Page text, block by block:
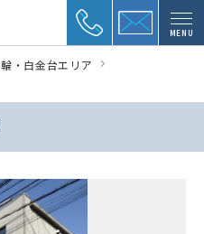
MENU
・白金台エリア